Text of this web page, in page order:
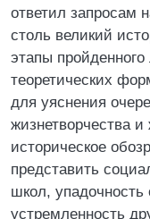
ответил запросам
столь великий
этапы пройденного
теоретических
для уяснения
жизнетворчества
историческое
представить
школ, упадочность
устремленность